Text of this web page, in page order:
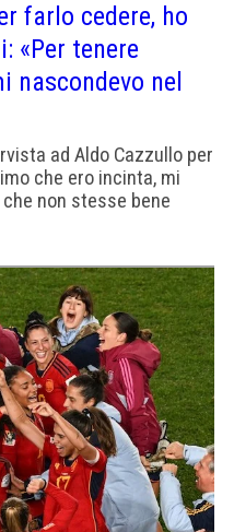
farlo cedere, ho
«Per tenere
nascondevo nel
ad Aldo Cazzullo per
che ero incinta, mi
non stesse bene